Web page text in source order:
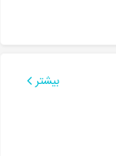
بیشتر